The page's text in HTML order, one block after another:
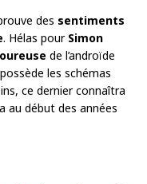
des sentiments
. Hélas pour Simon
de l’androïde
les schémas
ce dernier connaîtra
au début des années